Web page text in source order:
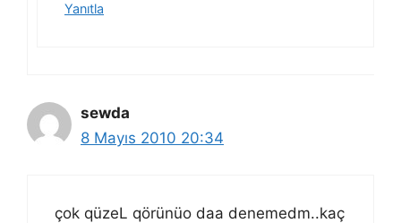
Yanıtla
sewda
8 Mayıs 2010 20:34
çok qüzeL qörünüo daa denemedm..kaç